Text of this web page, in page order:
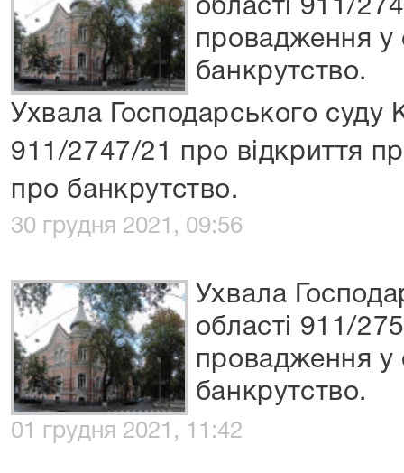
області 911/
провадження у
банкрутство.
Ухвала Господарського суду
911/2747/21 про відкриття
про банкрутство.
30 грудня 2021, 09:56
Ухвала
області 911/
провадження у
банкрутство.
01 грудня 2021, 11:42